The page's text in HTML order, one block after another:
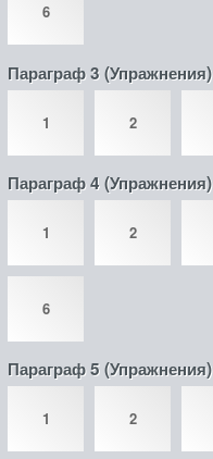
6
Параграф 3 (Упражнения)
1 2
Параграф 4 (Упражнения)
1 2
6
Параграф 5 (Упражнения)
1 2